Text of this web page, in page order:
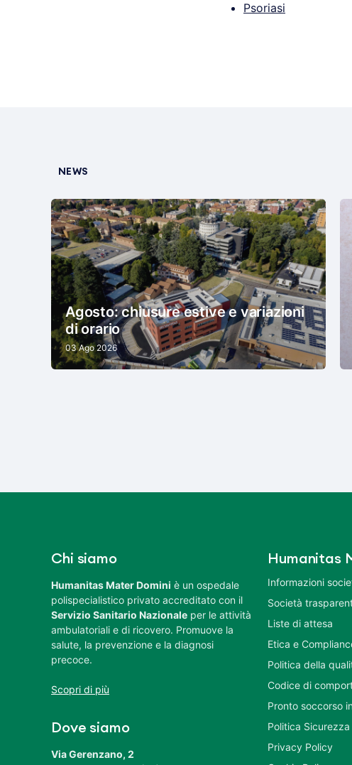
Psoriasi
NEWS
Agosto: chiusure estive e variazioni
di orario
03 Ago 2026
Chi siamo
Humanitas Mater Domini è un ospedale
polispecialistico privato accreditato con il
Servizio Sanitario Nazionale per le attività
ambulatoriali e di ricovero. Promuove la
salute, la prevenzione e la diagnosi
precoce.
Scopri di più
Dove siamo
Via Gerenzano, 2
Humanitas
Informazioni
Società
Liste di attesa
Etica e
Politica della
Codice di
Pronto soccorso
Politica
Privacy Policy